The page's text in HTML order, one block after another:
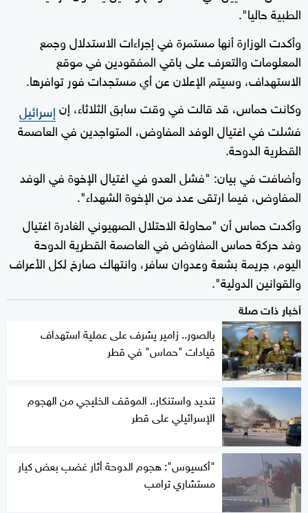
الطبية حاليا".
وأكدت الوزارة أنها مستمرة في إجراءات الاستدلال وجمع
المعلومات والتعرف على باقي المفقودين في موقع
الاستهداف، وسيتم الإعلان عن أي مستجدات فور توافرها.
وكانت حماس، قد قالت في وقت سابق الثلاثاء، إنإسرائيل
فشلت في اغتيال الوفد المفاوض، المتواجدين في العاصمة
القطرية الدوحة.
وأضافت في بيان: "فشل العدو في اغتيال الإخوة في الوفد
المفاوض، فيما ارتقى عدد من الإخوة الشهداء".
وأكدت حماس أن "محاولة الاحتلال الصهيوني الغادرة اغتيال
وفد حركة حماس المفاوض في العاصمة القطرية الدوحة
اليوم، جريمة بشعة وعدوان سافر، وانتهاك صارخ لكل الأعراف
والقوانين الدولية".
أخبار ذات صلة
بالصور.. زامير يشرف على عملية استهداف
قيادات "حماس" في قطر
تنديد واستنكار.. الموقف الخليجي من الهجوم
الإسرائيلي على قطر
"أكسيوس": هجوم الدوحة أثار غضب بعض كبار
مستشاري ترامب